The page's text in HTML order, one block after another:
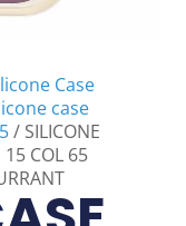
Case
case
/ SILICONE
15 COL 65